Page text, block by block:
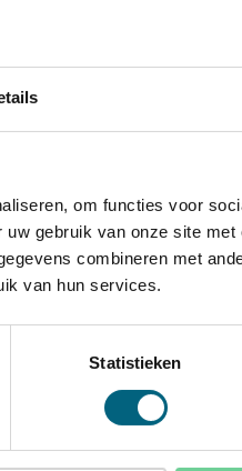
om functies voor
gebruik van onze site
combineren met
van hun services.
Statistieken
KL-60